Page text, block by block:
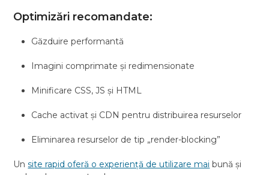
Optimizări recomandate:
Găzduire performantă
Imagini comprimate și redimensionate
Minificare CSS, JS și HTML
Cache activat și CDN pentru distribuirea resurselor
Eliminarea resurselor de tip „render-blocking”
Unsite rapid oferă o experiență de utilizare mai bună și